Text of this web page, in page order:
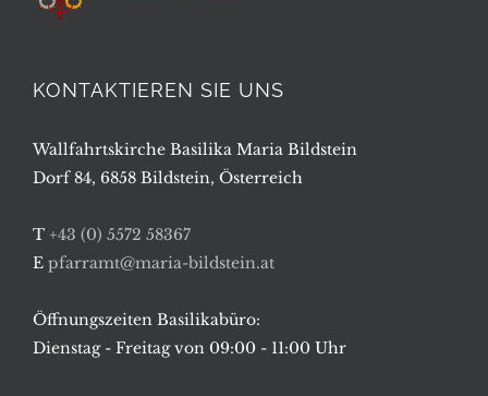
KONTAKTIEREN SIE UNS
Wallfahrtskirche Basilika Maria Bildstein
Dorf 84, 6858 Bildstein, Österreich
T +43 (0) 5572 58367
E pfarramt@maria-bildstein.at
Öffnungszeiten Basilikabüro:
Dienstag - Freitag von 09:00 - 11:00 Uhr